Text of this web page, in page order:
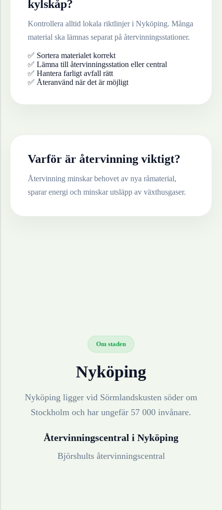
kylskåp?
Kontrollera alltid lokala riktlinjer i Nyköping. Många
material ska lämnas separat på återvinningsstationer.
✅ Sortera materialet korrekt
✅ Lämna till återvinningsstation eller central
✅ Hantera farligt avfall rätt
✅ Återanvänd när det är möjligt
Varför är återvinning viktigt?
Återvinning minskar behovet av nya råmaterial,
sparar energi och minskar utsläpp av växthusgaser.
Om staden
Nyköping
Nyköping ligger vid Sörmlandskusten söder om
Stockholm och har ungefär 57 000 invånare.
Återvinningscentral i Nyköping
Björshults återvinningscentral